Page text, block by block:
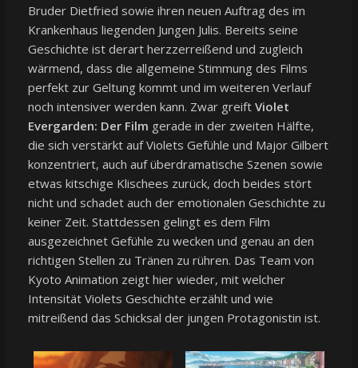
Bruder Dietfried sowie ihren neuen Auftrag des im
Krankenhaus liegenden Jungen Julis. Bereits seine
Geschichte ist derart herzzerreißend und zugleich
wärmend, dass die allgemeine Stimmung des Films
perfekt zur Geltung kommt und im weiteren Verlauf
noch intensiver werden kann. Zwar greift Violet
Evergarden: Der Film gerade in der zweiten Hälfte,
die sich verstärkt auf Violets Gefühle und Major Gilbert
konzentriert, auch auf überdramatische Szenen sowie
etwas kitschige Klischees zurück, doch beides stört
nicht und schadet auch der emotionalen Geschichte zu
keiner Zeit. Stattdessen gelingt es dem Film
ausgezeichnet Gefühle zu wecken und genau an den
richtigen Stellen zu Tränen zu rühren. Das Team von
Kyoto Animation zeigt hier wieder, mit welcher
Intensität Violets Geschichte erzählt und wie
mitreißend das Schicksal der jungen Protagonistin ist.